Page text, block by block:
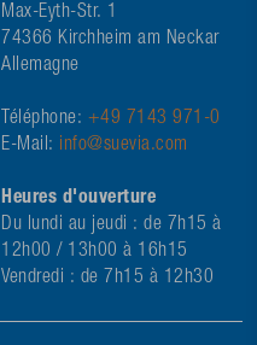
Max-Eyth-Str. 1
74366 Kirchheim am Neckar
Allemagne
Téléphone: +49 7143 971-0
E-Mail: info@suevia.com
Heures d'ouverture
Du lundi au jeudi : de 7h15 à
12h00 / 13h00 à 16h15
Vendredi : de 7h15 à 12h30